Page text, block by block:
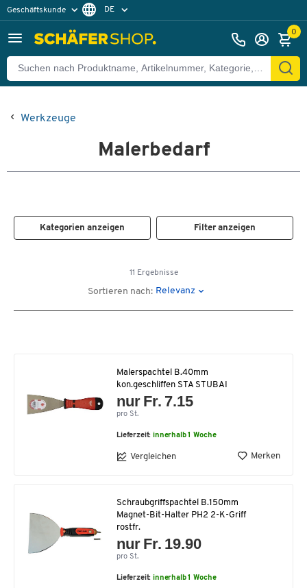
Geschäftskunde DE
0
Werkzeuge
Malerbedarf
Kategorien anzeigen Filter anzeigen
11 Ergebnisse
Sortieren nach: Relevanz
Malerspachtel B.40mm
kon.geschliffen STA STUBAI
nur Fr. 7.15
pro St.
Lieferzeit:innerhalb 1 Woche
Vergleichen Merken
Schraubgriffspachtel B.150mm
Magnet-Bit-Halter PH2 2-K-Griff
rostfr.
nur Fr. 19.90
pro St.
Lieferzeit:innerhalb 1 Woche